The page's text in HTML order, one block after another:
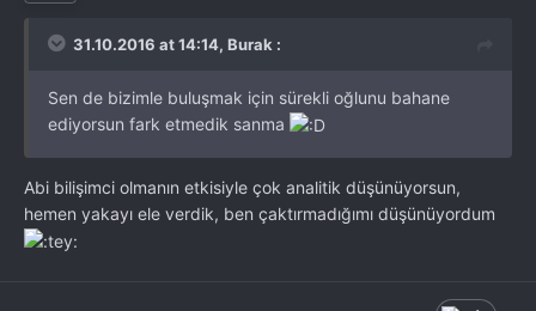
31.10.2016 at 14:14, Burak :
Sen de bizimle buluşmak için sürekli oğlunu bahane
ediyorsun fark etmedik sanma
Abi bilişimci olmanın etkisiyle çok analitik düşünüyorsun,
hemen yakayı ele verdik, ben çaktırmadığımı düşünüyordum